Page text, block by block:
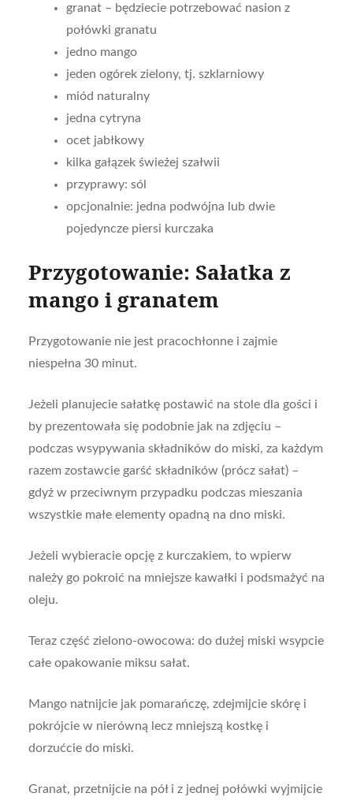
granat – będziecie potrzebować nasion z
połówki granatu
jedno mango
jeden ogórek zielony, tj. szklarniowy
miód naturalny
jedna cytryna
ocet jabłkowy
kilka gałązek świeżej szałwii
przyprawy: sól
opcjonalnie: jedna podwójna lub dwie
pojedyncze piersi kurczaka
Przygotowanie: Sałatka z
mango i granatem
Przygotowanie nie jest pracochłonne i zajmie
niespełna 30 minut.
Jeżeli planujecie sałatkę postawić na stole dla gości i
by prezentowała się podobnie jak na zdjęciu –
podczas wsypywania składników do miski, za każdym
razem zostawcie garść składników (prócz sałat) –
gdyż w przeciwnym przypadku podczas mieszania
wszystkie małe elementy opadną na dno miski.
Jeżeli wybieracie opcję z kurczakiem, to wpierw
należy go pokroić na mniejsze kawałki i podsmażyć na
oleju.
Teraz część zielono-owocowa: do dużej miski wsypcie
całe opakowanie miksu sałat.
Mango natnijcie jak pomarańczę, zdejmijcie skórę i
pokrójcie w nierówną lecz mniejszą kostkę i
dorzućcie do miski.
Granat, przetnijcie na pół i z jednej połówki wyjmijcie